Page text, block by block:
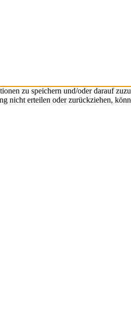
zu speichern und/oder darauf
nicht erteilen oder zurückziehen,